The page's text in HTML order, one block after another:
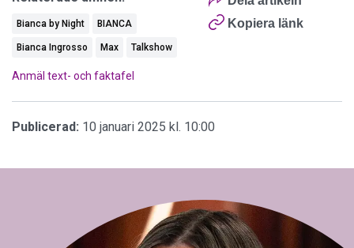
Kopiera länk
Bianca by Night BIANCA
Bianca Ingrosso Max Talkshow
Anmäl text- och faktafel
Publicerad: 10 januari 2025 kl. 10:00